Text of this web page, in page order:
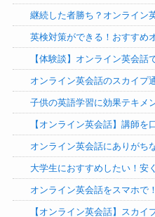
継続した者勝ち？オンライン
英検対策ができる！おすすめ
【体験談】オンライン英会話
オンライン英会話のスカイプ
子供の英語学習に効果テキメ
【オンライン英会話】講師
オンライン英会話にありがち
大学生におすすめしたい！安
オンライン英会話をスマホで
【オンライン英会話】スカ